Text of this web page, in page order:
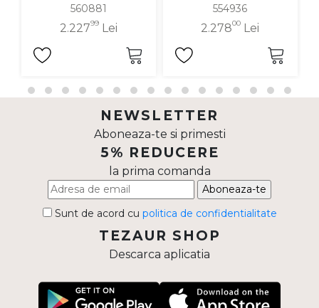
560881
2.22799Lei
554936
2.27800 Lei
NEWSLETTER
Aboneaza-te si primesti
5% REDUCERE
la prima comanda
Aboneaza-te
Sunt de acord cu politica de confidentialitate
TEZAUR SHOP
Descarca aplicatia